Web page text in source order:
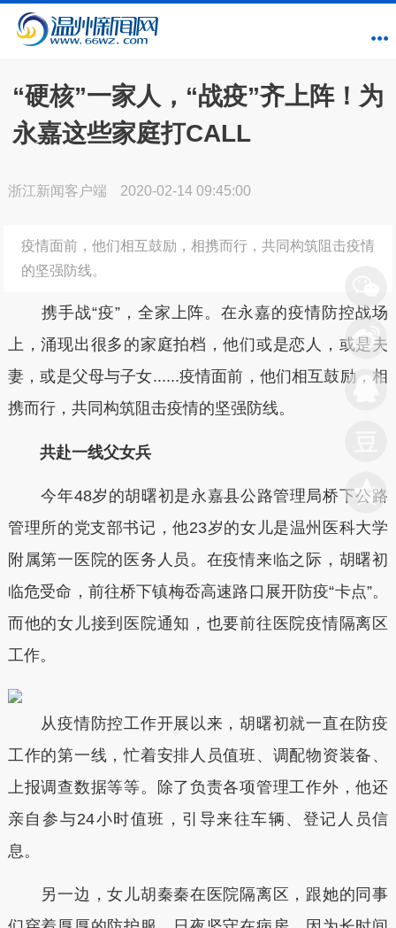
“硬核”一家人，“战疫”齐上阵！为
永嘉这些家庭打CALL
浙江新闻客户端 2020-02-14 09:45:00
疫情面前，他们相互鼓励，相携而行，共同构筑阻击疫情
的坚强防线。
携手战“疫”，全家上阵。在永嘉的疫情防控战场
上，涌现出很多的家庭拍档，他们或是恋人，或是夫
妻，或是父母与子女......疫情面前，他们相互鼓励，相
携而行，共同构筑阻击疫情的坚强防线。
共赴一线父女兵
今年48岁的胡曙初是永嘉县公路管理局桥下公路
管理所的党支部书记，他23岁的女儿是温州医科大学
附属第一医院的医务人员。在疫情来临之际，胡曙初
临危受命，前往桥下镇梅岙高速路口展开防疫“卡点”。
而他的女儿接到医院通知，也要前往医院疫情隔离区
工作。
从疫情防控工作开展以来，胡曙初就一直在防疫
工作的第一线，忙着安排人员值班、调配物资装备、
上报调查数据等等。除了负责各项管理工作外，他还
亲自参与24小时值班，引导来往车辆、登记人员信
息。
另一边，女儿胡秦秦在医院隔离区，跟她的同事